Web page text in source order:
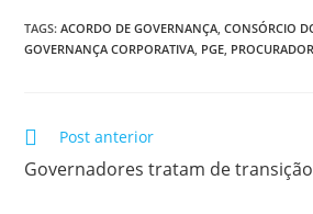
TAGS:ACORDO DE GOVERNANÇA, CONSÓRCIO
GOVERNANÇA CORPORATIVA, PGE,
Post anterior
Governadores tratam de